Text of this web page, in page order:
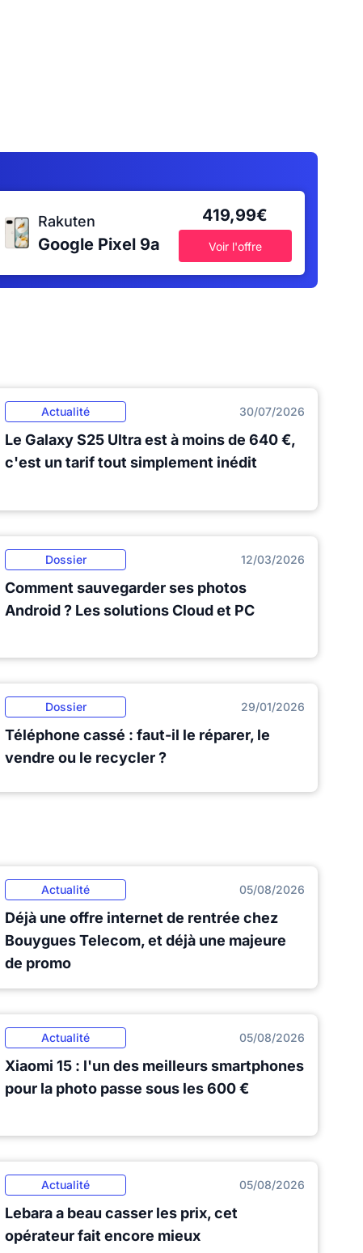
Rakuten
Google Pixel 9a
419,99€
Voir l'offre
Actualité 30/07/2026
Le Galaxy S25 Ultra est à moins de 640 €,
c'est un tarif tout simplement inédit
Dossier 12/03/2026
Comment sauvegarder ses photos
Android ? Les solutions Cloud et PC
Dossier 29/01/2026
Téléphone cassé : faut-il le réparer, le
vendre ou le recycler ?
Actualité 05/08/2026
Déjà une offre internet de rentrée chez
Bouygues Telecom, et déjà une majeure
de promo
Actualité 05/08/2026
Xiaomi 15 : l'un des meilleurs smartphones
pour la photo passe sous les 600 €
Actualité 05/08/2026
Lebara a beau casser les prix, cet
opérateur fait encore mieux